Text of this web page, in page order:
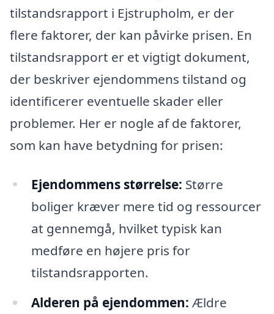
tilstandsrapport i Ejstrupholm, er der
flere faktorer, der kan påvirke prisen. En
tilstandsrapport er et vigtigt dokument,
der beskriver ejendommens tilstand og
identificerer eventuelle skader eller
problemer. Her er nogle af de faktorer,
som kan have betydning for prisen:
Ejendommens størrelse: Større
boliger kræver mere tid og ressourcer
at gennemgå, hvilket typisk kan
medføre en højere pris for
tilstandsrapporten.
Alderen på ejendommen: Ældre